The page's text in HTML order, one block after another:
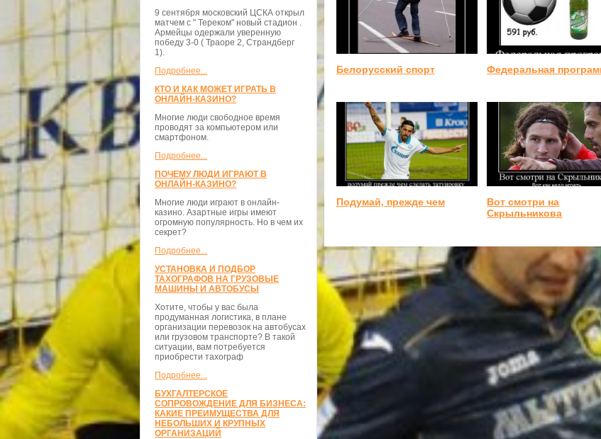
9 сентября московский ЦСКА открыл
матчем с " Тереком" новый стадион .
Армейцы одержали уверенную
победу 3-0 ( Траоре 2, Страндберг
1).
Подробнее...
КТО И КАК МОЖЕТ ИГРАТЬ В
ОНЛАЙН-КАЗИНО?
Многие люди свободное время
проводят за компьютером или
смартфоном.
Подробнее...
ПОЧЕМУ ЛЮДИ ИГРАЮТ В
ОНЛАЙН-КАЗИНО?
Многие люди играют в онлайн-
казино. Азартные игры имеют
огромную популярность. Но в чем их
секрет?
Подробнее...
УСТАНОВКА И ПОДБОР
ТАХОГРАФОВ НА ГРУЗОВЫЕ
МАШИНЫ И АВТОБУСЫ
Хотите, чтобы у вас была
продуманная логистика, в плане
организации перевозок на автобусах
или грузовом транспорте? В такой
ситуации, вам потребуется
приобрести тахограф
Подробнее...
БУХГАЛТЕРСКОЕ
СОПРОВОЖДЕНИЕ ДЛЯ БИЗНЕСА:
КАКИЕ ПРЕИМУЩЕСТВА ДЛЯ
НЕБОЛЬШИХ И КРУПНЫХ
ОРГАНИЗАЦИЙ
Белорусский спорт Федеральная
Подумай, прежде чем
Вот смотри на
Скрыльникова